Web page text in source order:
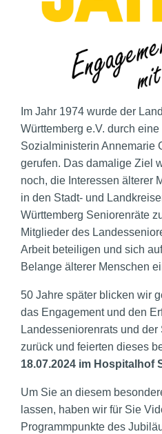
Im Jahr 1974 wurde der
Württemberg e.V. durch
Sozialministerin Annemarie
gerufen. Das damalige Ziel
noch, die Interessen älterer
in den Stadt- und
Württemberg Seniorenräte
Mitglieder des
Arbeit beteiligen und sich
Belange älterer Menschen
50 Jahre später blicken wir
das Engagement und den
Landesseniorenrats und
zurück und feierten dieses
18.07.2024 im Hospitalhof
Um Sie an diesem
lassen, haben wir für Sie
Programmpunkte des